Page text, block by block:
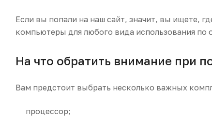
Если вы попали на наш сайт, значит, вы ищете,
компьютеры для любого вида использования по
На что обратить внимание при
Вам предстоит выбрать несколько важных
процессор;